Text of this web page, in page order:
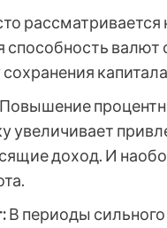
способность
Повышение
увеличивает
доход. И
В периоды